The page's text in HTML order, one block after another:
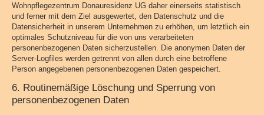
Wohnpflegezentrum Donauresidenz UG daher einerseits statistisch
und ferner mit dem Ziel ausgewertet, den Datenschutz und die
Datensicherheit in unserem Unternehmen zu erhöhen, um letztlich ein
optimales Schutzniveau für die von uns verarbeiteten
personenbezogenen Daten sicherzustellen. Die anonymen Daten der
Server-Logfiles werden getrennt von allen durch eine betroffene
Person angegebenen personenbezogenen Daten gespeichert.
6. Routinemäßige Löschung und Sperrung von
personenbezogenen Daten